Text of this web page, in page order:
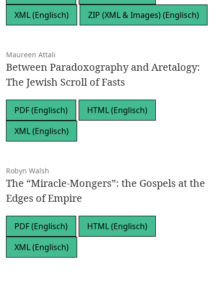
XML (Englisch)
ZIP (XML & Images) (Englisch)
Maureen Attali
Between Paradoxography and Aretalogy:
The Jewish Scroll of Fasts
PDF (Englisch)
HTML (Englisch)
XML (Englisch)
Robyn Walsh
The “Miracle-Mongers”: the Gospels at the
Edges of Empire
PDF (Englisch)
HTML (Englisch)
XML (Englisch)